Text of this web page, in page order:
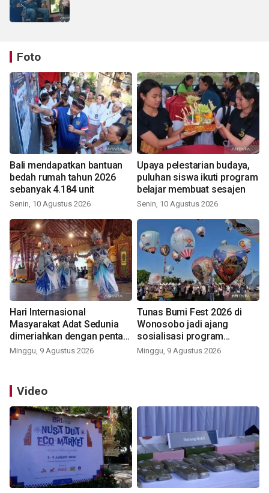
Foto
Bali mendapatkan bantuan
bedah rumah tahun 2026
sebanyak 4.184 unit
Senin, 10 Agustus 2026
Upaya pelestarian budaya,
puluhan siswa ikuti program
belajar membuat sesajen
Senin, 10 Agustus 2026
Hari Internasional
Masyarakat Adat Sedunia
dimeriahkan dengan pentas
seni budaya Bali
Minggu, 9 Agustus 2026
Tunas Bumi Fest 2026 di
Wonosobo jadi ajang
sosialisasi program
pemerintah lewat balon
Minggu, 9 Agustus 2026
Video